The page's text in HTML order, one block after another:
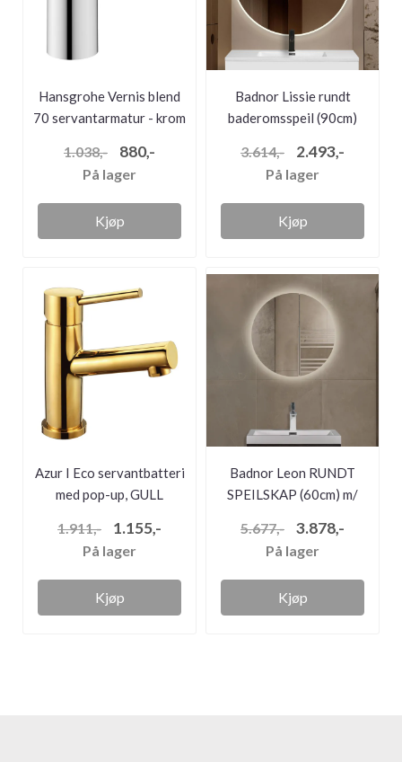
Hansgrohe Vernis blend
70 servantarmatur - krom
1.038,- 880,-
På lager
Kjøp
Badnor Lissie rundt
baderomsspeil (90cm)
3.614,- 2.493,-
På lager
Kjøp
Azur I Eco servantbatteri
med pop-up, GULL
1.911,- 1.155,-
På lager
Kjøp
Badnor Leon RUNDT
SPEILSKAP (60cm) m/
5.677,- 3.878,-
På lager
Kjøp